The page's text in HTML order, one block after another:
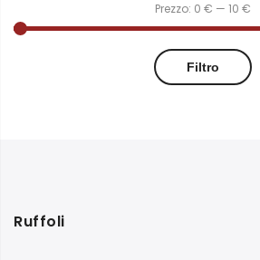
Filtro
Prezzo: 0 € — 10 €
Ruffoli